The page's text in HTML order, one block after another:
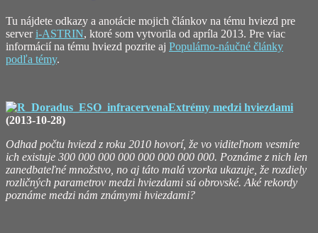
Tu nájdete odkazy a anotácie mojich článkov na tému hviezd pre
serveri-ASTRIN, ktoré som vytvorila od apríla 2013. Pre viac
informácií na tému hviezd pozrite aj Populárno-náučné články
podľa témy.
Extrémy medzi hviezdami
(2013-10-28)
Odhad počtu hviezd z roku 2010 hovorí, že vo viditeľnom vesmíre
ich existuje 300 000 000 000 000 000 000 000. Poznáme z nich len
zanedbateľné množstvo, no aj táto malá vzorka ukazuje, že rozdiely
rozličných parametrov medzi hviezdami sú obrovské. Aké rekordy
poznáme medzi nám známymi hviezdami?